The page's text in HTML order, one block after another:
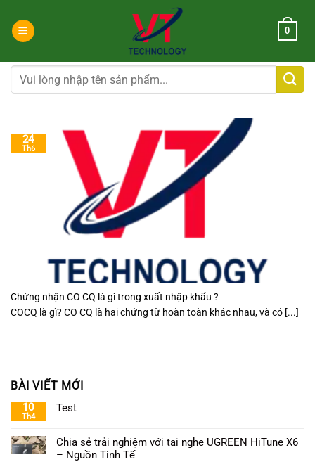
đến
dung
0
Tìm
kiếm:
Chứng nhận CO CQ là gì trong xuất nhập khẩu ?
COCQ là gì? CO CQ là hai chứng từ hoàn toàn khác nhau, và có [...]
24
Th6
BÀI VIẾT MỚI
10
Th4
Test
Chia sẻ trải nghiệm với tai nghe UGREEN HiTune X6
– Nguồn Tinh Tế